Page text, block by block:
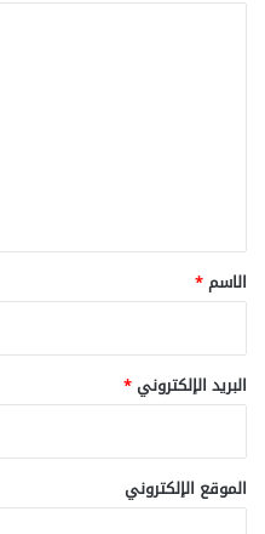
*
الاسم*
البريد الإلكتروني*
الموقع الإلكتروني